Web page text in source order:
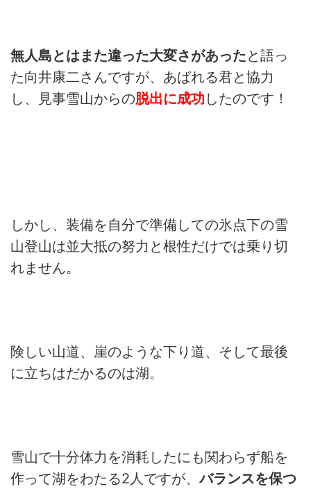
無人島とはまた違った大変さがあったと語っ
た向井康二さんですが、あばれる君と協力
し、見事雪山からの脱出に成功 したのです！
しかし、装備を自分で準備しての氷点下の雪
山登山は並大抵の努力と根性だけでは乗り切
れません。
険しい山道、崖のような下り道、そして最後
に立ちはだかるのは湖。
雪山で十分体力を消耗したにも関わらず船を
作って湖をわたる2人ですが、バランスを保つ